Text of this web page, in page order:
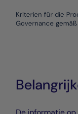
Kriterien für die
Governance gemäß